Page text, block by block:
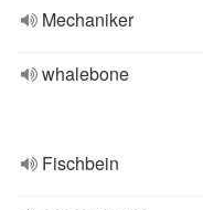
Mechaniker
whalebone
Fischbein